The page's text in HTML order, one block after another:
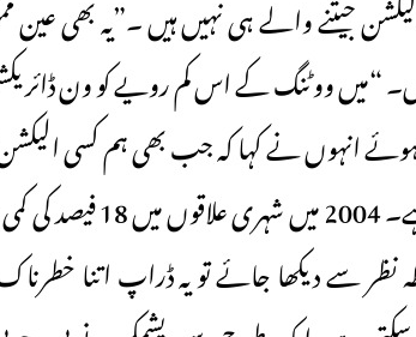
جیتنے والے ہی نہیں ہیں ۔”یہ بھی
ووٹنگ کے اس کم رویے کو ون
ہوئے انہوں نے کہا کہ جب بھی ہم کسی
ذہن میں 2004 آتا ہے۔
سے دیکھا جائے تو یہ ڈراپ اتنا